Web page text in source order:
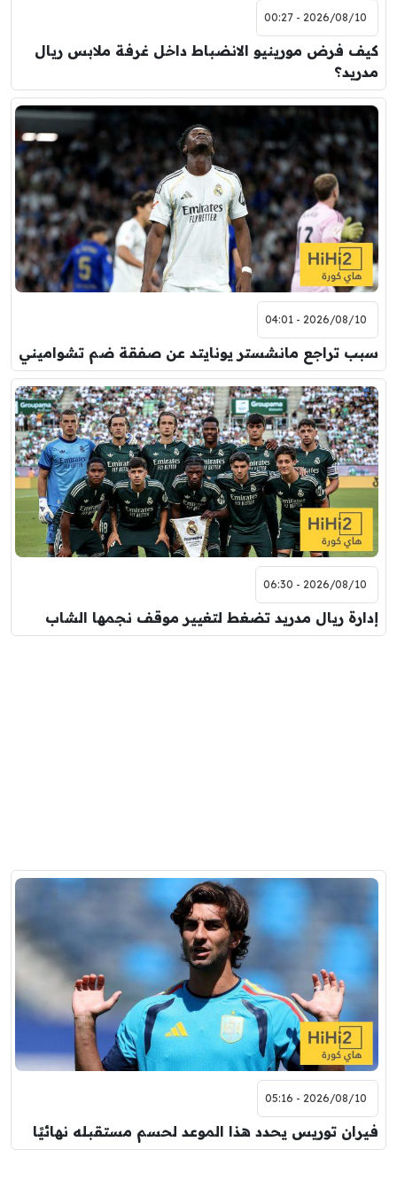
2026/08/10 - 00:27
كيف فرض مورينيو الانضباط داخل غرفة ملابس ريال
مدريد؟
2026/08/10 - 04:01
سبب تراجع مانشستر يونايتد عن صفقة ضم تشواميني
2026/08/10 - 06:30
إدارة ريال مدريد تضغط لتغيير موقف نجمها الشاب
2026/08/10 - 05:16
فيران توريس يحدد هذا الموعد لحسم مستقبله نهائيًا